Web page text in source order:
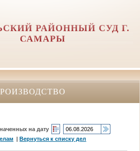
РАЙОННЫЙ СУД Г.
САМАРЫ
на дату
|Вернуться к списку дел